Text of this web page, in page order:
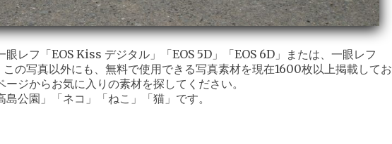
レフ「EOS Kiss デジタル」「EOS 5D」「EOS 6D」または、一眼レフ
この写真以外にも、無料で使用できる写真素材を現在1600枚以上掲載してお
ジからお気に入りの素材を探してください。
公園」「ネコ」「ねこ」「猫」です。